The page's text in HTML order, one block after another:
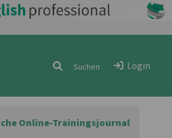
Login
Online-Trainingsjournal